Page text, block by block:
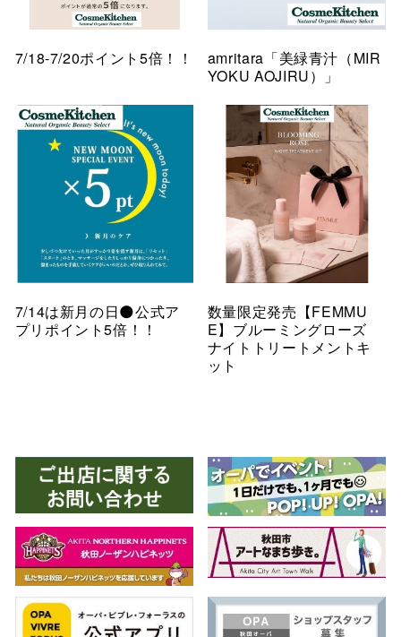
7/18-7/20ポイント5倍！！
amritara「美緑青汁（MIR
YOKU AOJIRU）」
7/14は新月の日🌑公式ア
プリポイント5倍！！
数量限定発売【FEMMU
E】ブルーミングローズ
ナイトトリートメントキ
ット